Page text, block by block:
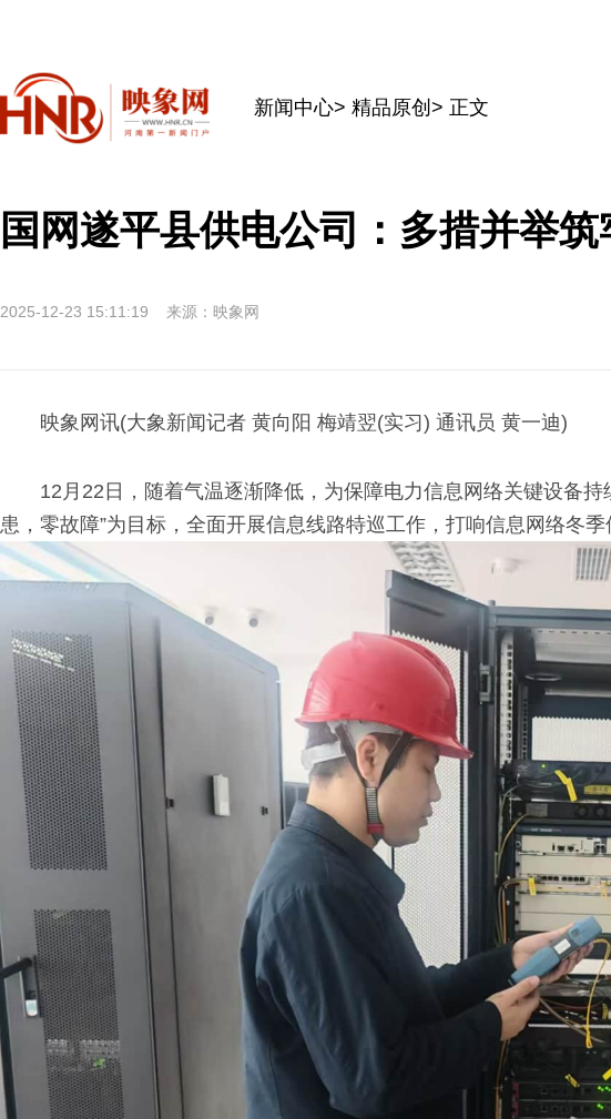
新闻中心> 精品原创 > 正文
国网遂平县供电公司：多措并举
2025-12-23 15:11:19 来源：映象网
映象网讯(大象新闻记者 黄向阳 梅靖翌(实习) 通讯员 黄一迪)
12月22日，随着气温逐渐降低，为保障电力信息网络关键设备
患，零故障”为目标，全面开展信息线路特巡工作，打响信息网络冬季